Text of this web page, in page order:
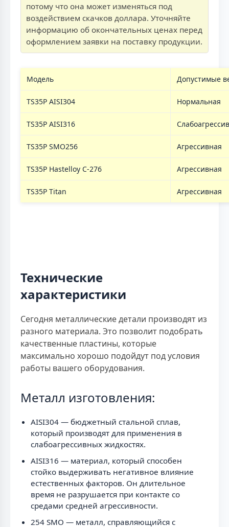
потому что она может изменяться под
воздействием скачков доллара. Уточняйте
информацию об окончательных ценах перед
оформлением заявки на поставку продукции.
Модель Допустимые
TS35P AISI304 Нормальная
TS35P AISI316
TS35P SMO256 Агрессивная
TS35P Hastelloy C-276 Агрессивная
TS35P Titan Агрессивная
Технические
характеристики
Сегодня металлические детали производят из
разного материала. Это позволит подобрать
качественные пластины, которые
максимально хорошо подойдут под условия
работы вашего оборудования.
Металл изготовления:
AISI304 — бюджетный стальной сплав,
который производят для применения в
слабоагрессивных жидкостях.
AISI316 — материал, который способен
стойко выдерживать негативное влияние
естественных факторов. Он длительное
время не разрушается при контакте со
средами средней агрессивности.
254 SMO — металл, справляющийся с